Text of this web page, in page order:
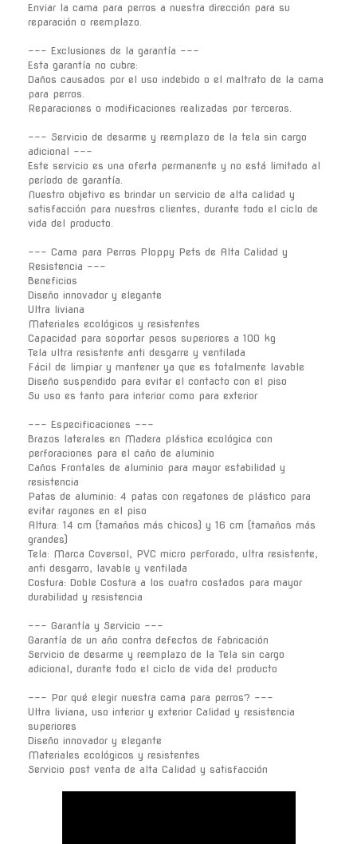
Enviar la cama para perros a nuestra dirección para su
reparación o reemplazo.
--- Exclusiones de la garantía ---
Esta garantía no cubre:
Daños causados por el uso indebido o el maltrato de la cama
para perros.
Reparaciones o modificaciones realizadas por terceros.
--- Servicio de desarme y reemplazo de la tela sin cargo
adicional ---
Este servicio es una oferta permanente y no está limitado al
período de garantía.
Nuestro objetivo es brindar un servicio de alta calidad y
satisfacción para nuestros clientes, durante todo el ciclo de
vida del producto.
--- Cama para Perros Ploppy Pets de Alta Calidad y
Resistencia ---
Beneficios
Diseño innovador y elegante
Ultra liviana
Materiales ecológicos y resistentes
Capacidad para soportar pesos superiores a 100 kg
Tela ultra resistente anti desgarre y ventilada
Fácil de limpiar y mantener ya que es totalmente lavable
Diseño suspendido para evitar el contacto con el piso
Su uso es tanto para interior como para exterior
--- Especificaciones ---
Brazos laterales en Madera plástica ecológica con
perforaciones para el caño de aluminio
Caños Frontales de aluminio para mayor estabilidad y
resistencia
Patas de aluminio: 4 patas con regatones de plástico para
evitar rayones en el piso
Altura: 14 cm (tamaños más chicos) y 16 cm (tamaños más
grandes)
Tela: Marca Coversol, PVC micro perforado, ultra resistente,
anti desgarro, lavable y ventilada
Costura: Doble Costura a los cuatro costados para mayor
durabilidad y resistencia
--- Garantía y Servicio ---
Garantía de un año contra defectos de fabricación
Servicio de desarme y reemplazo de la Tela sin cargo
adicional, durante todo el ciclo de vida del producto
--- Por qué elegir nuestra cama para perros? ---
Ultra liviana, uso interior y exterior Calidad y resistencia
superiores
Diseño innovador y elegante
Materiales ecológicos y resistentes
Servicio post venta de alta Calidad y satisfacción